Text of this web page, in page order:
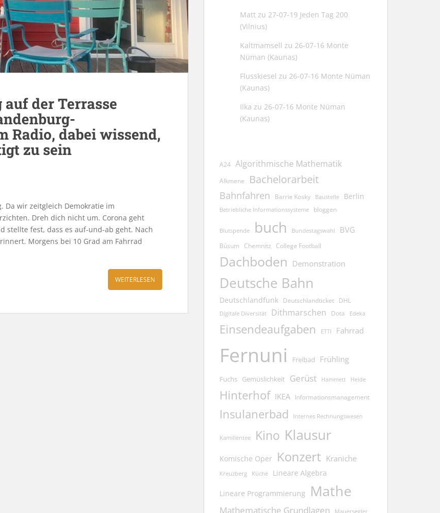
der Terrasse
Radio, dabei wissend,
zu sein
Da wir zeitgleich Demokratie im
Dreh dich nicht um. Corona geht
stellte fest, dass es auf-und-ab geht. Nach
Morgens bei 10 Grad am Fahrrad
WEITERLESEN
Matt zu 27-07-19 Jeden Tag 200
(Vilnius)
Kaltmamsell zu 26-07-16 Monte
Nüman (Kaunas)
Flusskiesel zu 26-07-16 Monte Nüman
(Kaunas)
Ilka zu 26-07-16 Monte Nüman
(Kaunas)
A24 Algorithmische Mathematik
Alkmene Bachelorarbeit
Bahnfahren Barrie Kosky Baustelle Berlin
Betriebliche Informationssysteme bloggen
Blutspende buch Bundestagswahl BVG
Büsum Chemnitz College Football
Dachboden Demonstration
Deutsche Bahn
Deutschlandfunk Deutschlandticket DHL
Digitale Diversität Dithmarschen Dota Edeka
Einsendeaufgaben ETTI Fahrrad
Fernuni Freibad Frühling
Fuchs Gemüslichkeit Gerüst Hammett Heide
Hinterhof IKEA Informationsmanagement
Insulanerbad Internes Rechnungswesen
Kamillentee Kino Klausur
Komische Oper Konzert Kraniche
Kreuzberg Küche Lineare Algebra
Lineare Programmierung Mathe
Mathematische Grundlagen Mauersegler